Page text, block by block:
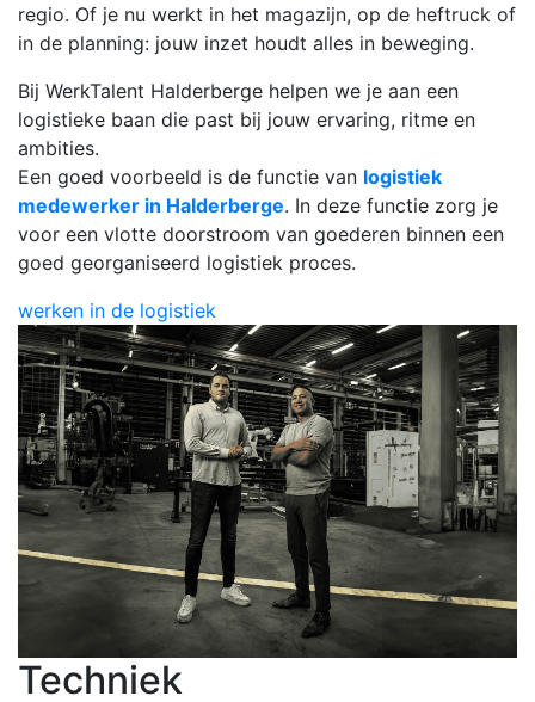
regio. Of je nu werkt in het magazijn, op de heftruck of
in de planning: jouw inzet houdt alles in beweging.
Bij WerkTalent Halderberge helpen we je aan een
logistieke baan die past bij jouw ervaring, ritme en
ambities.
Een goed voorbeeld is de functie van logistiek
medewerker in Halderberge. In deze functie zorg je
voor een vlotte doorstroom van goederen binnen een
goed georganiseerd logistiek proces.
werken in de logistiek
Techniek